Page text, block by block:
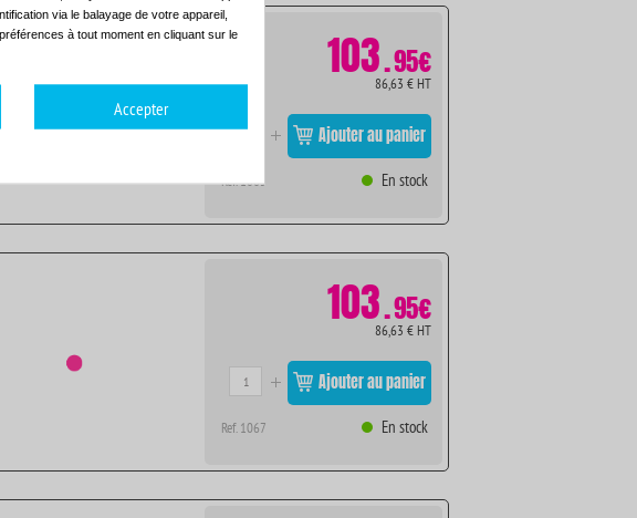
103.95€
86,63 € HT
Ajouter au panier
Ref. 1065 En stock
103.95€
86,63 € HT
Ajouter au panier
Ref. 1067 En stock
via le balayage de votre appareil,
à tout moment en cliquant sur le
Accepter